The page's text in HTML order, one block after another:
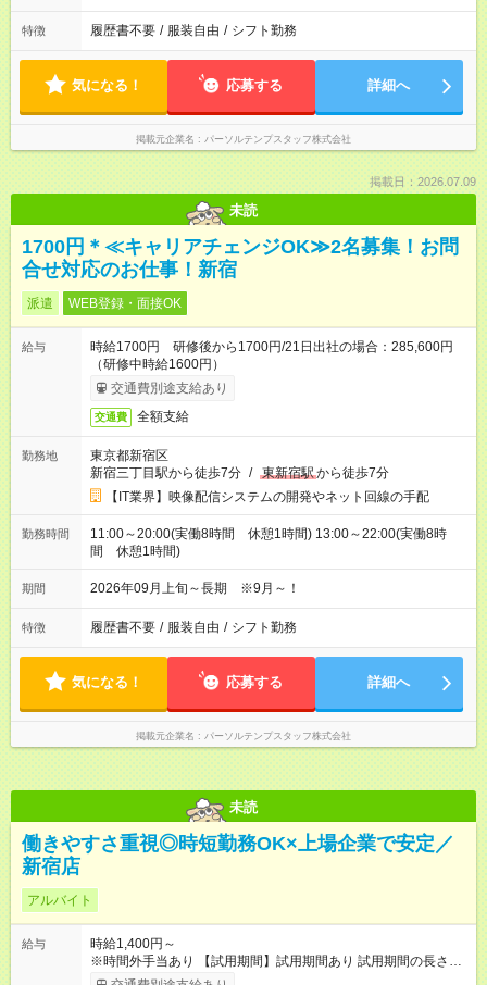
特徴 履歴書不要 / 服装自由 / シフト勤務
気になる！ 応募する 詳細へ
掲載元企業名 パーソルテンプスタッフ株式会社
掲載日：2026.07.09
未読
1700円＊≪キャリアチェンジOK≫2名募集！お問
合せ対応のお仕事！新宿
派遣 WEB登録・面接OK
給与
時給1700円 研修後から1700円/21日出社の場合：285,600円
（研修中時給1600円）
交通費別途支給あり
交通費 全額支給
勤務地
東京都新宿区
新宿三丁目駅から徒歩7分 / 東新宿駅から徒歩7分
【IT業界】映像配信システムの開発やネット回線の手配
勤務時間
11:00～20:00(実働8時間 休憩1時間) 13:00～22:00(実働8時
間 休憩1時間)
期間 2026年09月上旬～長期 ※9月～！
特徴 履歴書不要 / 服装自由 / シフト勤務
気になる！ 応募する 詳細へ
掲載元企業名 パーソルテンプスタッフ株式会社
未読
働きやすさ重視◎時短勤務OK×上場企業で安定／
新宿店
アルバイト
給与
時給1,400円～
※時間外手当あり 【試用期間】試用期間あり 試用期間の長さ：2
ヶ月 雇用形態、給与は本採用時と同じです。 試用期間2か月 ※